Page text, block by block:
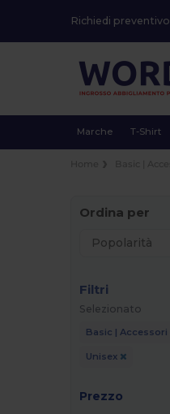
Richiedi preventivo
Marche T-Shirt
Ordina per
Filtri
Selezionato
Basic | Accessori
Unisex
Prezzo